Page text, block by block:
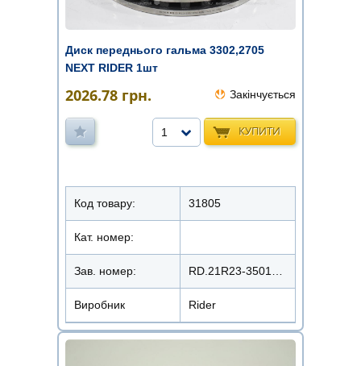
Диск переднього гальма 3302,2705
NEXT RIDER 1шт
2026.78 грн. Закінчується
КУПИТИ
1
Код товару: 31805
Кат. номер:
Зав. номер: RD.21R23-3501078
Виробник Rider